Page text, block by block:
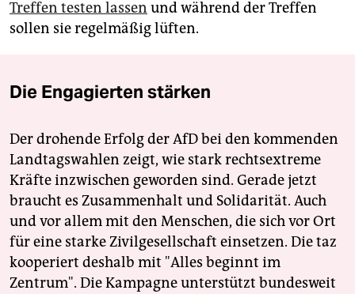
Treffen testen lassen und während der Treffen
sollen sie regelmäßig lüften.
Die Engagierten stärken
Der drohende Erfolg der AfD bei den kommenden
Landtagswahlen zeigt, wie stark rechtsextreme
Kräfte inzwischen geworden sind. Gerade jetzt
braucht es Zusammenhalt und Solidarität. Auch
und vor allem mit den Menschen, die sich vor Ort
für eine starke Zivilgesellschaft einsetzen. Die taz
kooperiert deshalb mit "Alles beginnt im
Zentrum". Die Kampagne unterstützt bundesweit